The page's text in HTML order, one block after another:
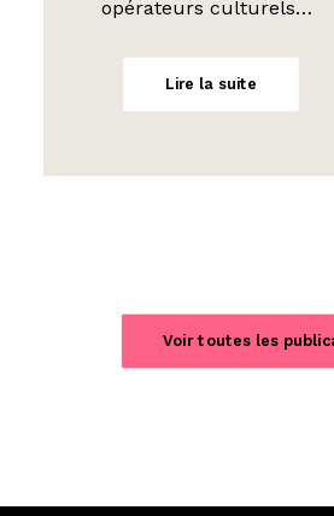
opérateurs culturels…
Lire la suite
Voir toutes les